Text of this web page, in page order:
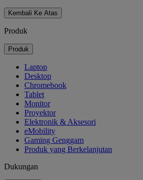
Kembali Ke Atas
Produk
Produk
Laptop
Desktop
Chromebook
Tablet
Monitor
Proyektor
Elektronik & Aksesori
eMobility
Gaming Genggam
Produk yang Berkelanjutan
Dukungan